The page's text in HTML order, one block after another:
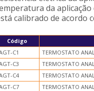
da
calibrado de acordo
Código
C1
TERMOSTATO
C3
TERMOSTATO
C4
TERMOSTATO
C7
TERMOSTATO